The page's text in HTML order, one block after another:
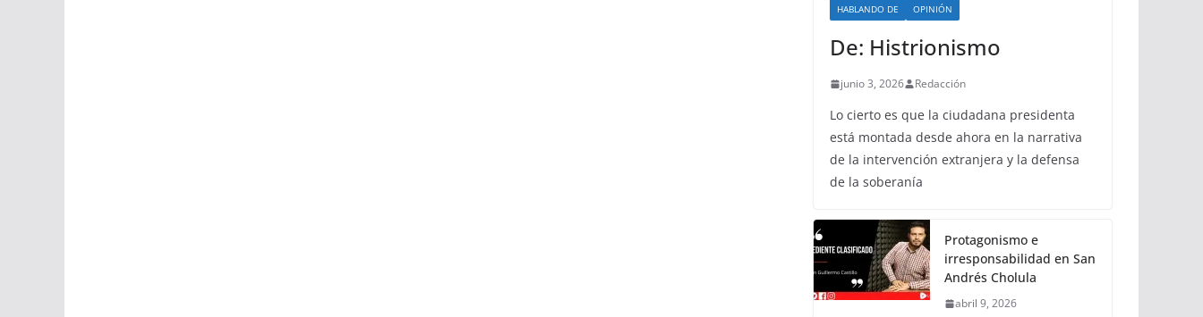
HABLANDO DE OPINIÓN
De: Histrionismo
junio 3, 2026 Redacción
Lo cierto es que la ciudadana presidenta
está montada desde ahora en la narrativa
de la intervención extranjera y la defensa
de la soberanía
Protagonismo e
irresponsabilidad en San
Andrés Cholula
abril 9, 2026